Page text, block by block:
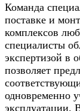
Команда
поставке и
комплексов
специалисты
экспертизой в
позволяет
одновременно
эксплуатации.